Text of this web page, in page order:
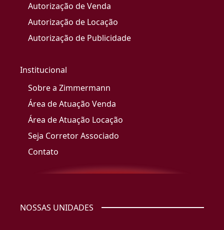
Autorização de Venda
Autorização de Locação
Autorização de Publicidade
Institucional
Sobre a Zimmermann
Área de Atuação Venda
Área de Atuação Locação
Seja Corretor Associado
Contato
NOSSAS UNIDADES